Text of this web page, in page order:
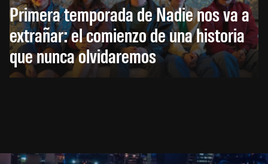
Primera temporada de Nadie nos va a
extrañar: el comienzo de una historia
que nunca olvidaremos